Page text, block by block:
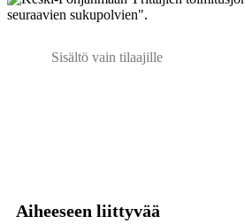
Sisältö vain tilaajille
Aiheeseen liittyvää